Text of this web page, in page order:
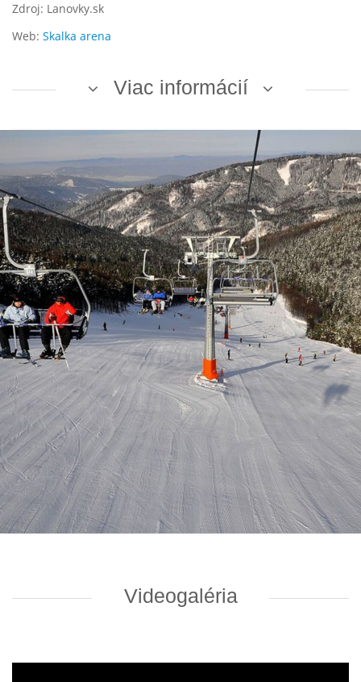
Zdroj: Lanovky.sk
Web: Skalka arena
Viac informácií
Videogaléria